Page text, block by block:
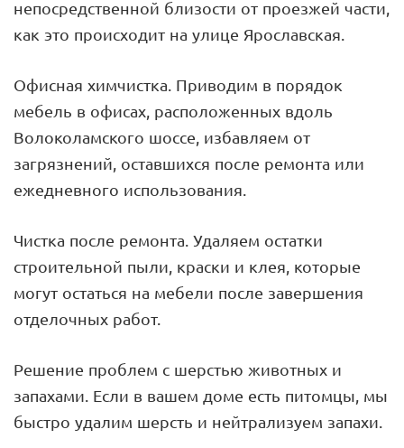
непосредственной близости от проезжей части,
как это происходит на улице Ярославская.
Офисная химчистка. Приводим в порядок
мебель в офисах, расположенных вдоль
Волоколамского шоссе, избавляем от
загрязнений, оставшихся после ремонта или
ежедневного использования.
Чистка после ремонта. Удаляем остатки
строительной пыли, краски и клея, которые
могут остаться на мебели после завершения
отделочных работ.
Решение проблем с шерстью животных и
запахами. Если в вашем доме есть питомцы, мы
быстро удалим шерсть и нейтрализуем запахи.